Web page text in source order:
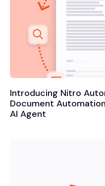
Introducing Nitro
Document
AI Agent